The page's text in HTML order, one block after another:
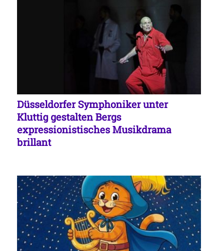
Düsseldorfer Symphoniker unter
Kluttig gestalten Bergs
expressionistisches Musikdrama
brillant